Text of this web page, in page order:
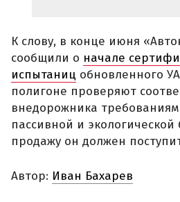
К слову, в конце июня
сообщили о начале
испытаниц обновленного
полигоне проверяют
внедорожника
пассивной и экологической
продажу он должен
Автор: Иван Бахарев